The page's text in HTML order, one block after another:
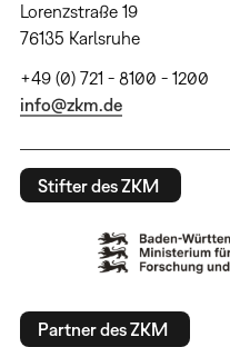
Lorenzstraße 19
76135 Karlsruhe
+49 (0) 721 - 8100 - 1200
info@zkm.de
Stifter des ZKM
Partner des ZKM